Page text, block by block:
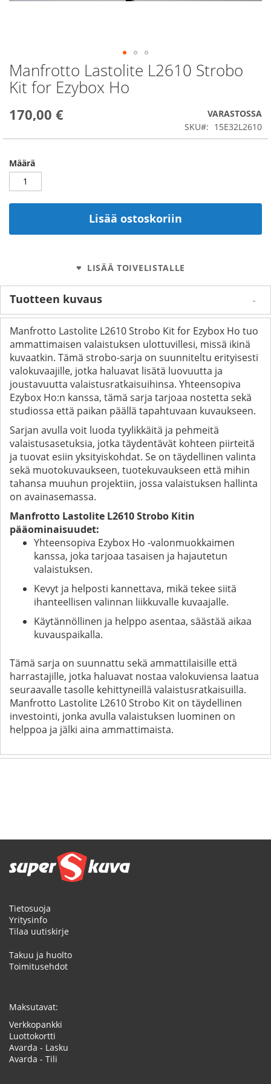
Manfrotto Lastolite L2610 Strobo
Kit for Ezybox Ho
170,00 €
VARASTOSSA
SKU
15E32L2610
Määrä
Lisää ostoskoriin
LISÄÄ TOIVELISTALLE
Skip
to
the
of
Tuotteen kuvaus
Manfrotto Lastolite L2610 Strobo Kit for Ezybox Ho tuo
ammattimaisen valaistuksen ulottuvillesi, missä ikinä
kuvaatkin. Tämä strobo-sarja on suunniteltu erityisesti
valokuvaajille, jotka haluavat lisätä luovuutta ja
joustavuutta valaistusratkaisuihinsa. Yhteensopiva
Ezybox Ho:n kanssa, tämä sarja tarjoaa nostetta sekä
studiossa että paikan päällä tapahtuvaan kuvaukseen.
Sarjan avulla voit luoda tyylikkäitä ja pehmeitä
valaistusasetuksia, jotka täydentävät kohteen piirteitä
ja tuovat esiin yksityiskohdat. Se on täydellinen valinta
sekä muotokuvaukseen, tuotekuvaukseen että mihin
tahansa muuhun projektiin, jossa valaistuksen hallinta
on avainasemassa.
Manfrotto Lastolite L2610 Strobo Kitin
pääominaisuudet:
Yhteensopiva Ezybox Ho -valonmuokkaimen
kanssa, joka tarjoaa tasaisen ja hajautetun
valaistuksen.
Kevyt ja helposti kannettava, mikä tekee siitä
ihanteellisen valinnan liikkuvalle kuvaajalle.
Käytännöllinen ja helppo asentaa, säästää aikaa
kuvauspaikalla.
Tämä sarja on suunnattu sekä ammattilaisille että
harrastajille, jotka haluavat nostaa valokuviensa laatua
seuraavalle tasolle kehittyneillä valaistusratkaisuilla.
Manfrotto Lastolite L2610 Strobo Kit on täydellinen
investointi, jonka avulla valaistuksen luominen on
helppoa ja jälki aina ammattimaista.
Tietosuoja
Yritysinfo
Tilaa uutiskirje
Takuu ja huolto
Toimitusehdot
Maksutavat:
Verkkopankki
Luottokortti
Avarda - Lasku
Avarda - Tili